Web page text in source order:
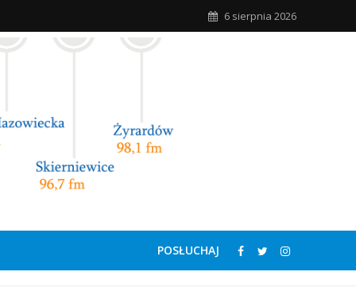
6 sierpnia 2026
POSŁUCHAJ